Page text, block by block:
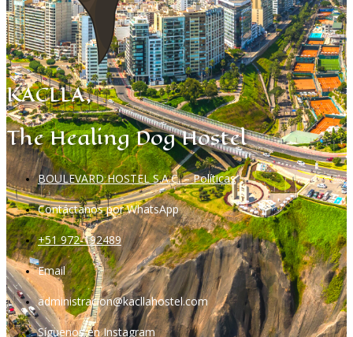
KACLLA,
The Healing Dog Hostel
BOULEVARD HOSTEL S.A.C. – Políticas
Contáctanos por WhatsApp
+51 972-192489
Email
administracion@kacllahostel.com
Síguenos en Instagram